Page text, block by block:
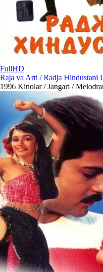
FullHD
Raja va Arti / Radja Hindustani
1996 Kinolar / Jangari /